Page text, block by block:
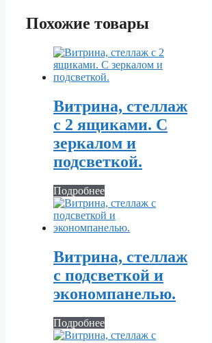
Похожие товары
Витрина, стеллаж
с 2 ящиками. С
зеркалом и
подсветкой.
Подробнее
Витрина, стеллаж
с подсветкой и
экономпанелью.
Подробнее